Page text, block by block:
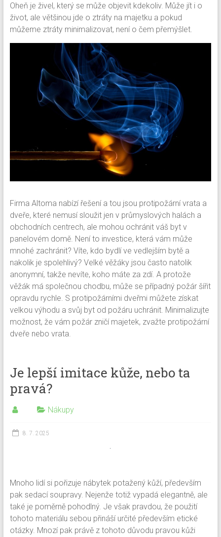
Oheň je živel, který se může objevit kdekoliv. Může jít i o
život, ale většinou jde o ztráty na majetku a pokud
můžeme ztráty minimalizovat, není o čem přemýšlet.
Firma Altoma nabízí řešení a tou jsou protipožární vrata a
dveře, které nemusí sloužit jen v průmyslových halách a
obchodních centrech, ale mohou ochránit váš byt v
panelovém domě. Není to investice, která vám může
mnohé zachránit? Víte, kdo bydlí ve vedlejším bytě a
nakolik je spolehlivý? Velké věžáky jsou často natolik
anonymní, takže nevíte, koho máte za zdí. A protože
věžák má společnou chodbu, může se případný požár šířit
opravdu rychle. S protipožárními dveřmi můžete získat
velkou výhodu a svůj byt od požáru uchránit. Minimalizujte
možnost, že vám požár zničí majetek, zvažte protipožární
dveře nebo vrata.
Je lepší imitace kůže, nebo ta
pravá?
Nákupy
8. 7. 2025
Mnoho lidí si pořizuje nábytek potažený kůží, především
pak sedací soupravy. Nejenže totiž vypadá elegantně, ale
také je poměrně pohodlný. Je však pravdou, že použití
tohoto materiálu sebou přináší určité především etické
otázky. Mnozí pak právě z tohoto důvodu pravou kůži